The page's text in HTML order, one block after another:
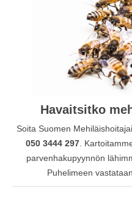
Facebook-ryhmä
Facebook-sivu
Facebook-profiili
Youtube
Havaitsitko
Soita Suomen
050 3444 297 .
parvenhakupyynnön
Puhelimeen